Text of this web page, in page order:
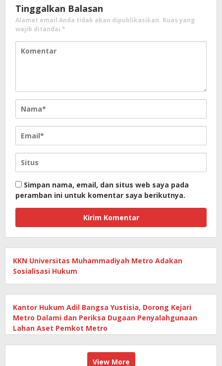
Tinggalkan Balasan
Alamat email Anda tidak akan dipublikasikan. Ruas yang
wajib ditandai *
Simpan nama, email, dan situs web saya pada
peramban ini untuk komentar saya berikutnya.
KKN Universitas Muhammadiyah Metro Adakan
Sosialisasi Hukum
Kantor Hukum Adil Bangsa Yustisia, Dorong Kejari
Metro Dalami dan Periksa Dugaan Penyalahgunaan
Lahan Aset Pemkot Metro
View More